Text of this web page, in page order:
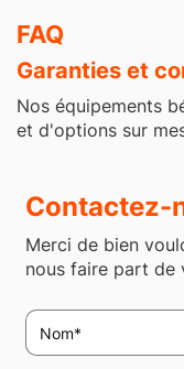
FAQ
Garanties et
Nos équipements
et d'options sur
Contactez-
Merci de bien
nous faire part de